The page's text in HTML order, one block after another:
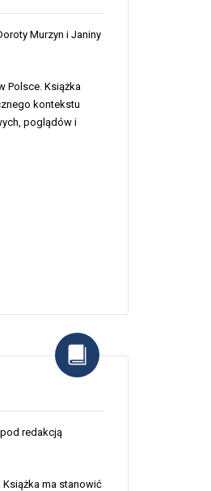
Murzyn i Janiny
Polsce. Książka
kontekstu
poglądów i
,pod redakcją
ma stanowić